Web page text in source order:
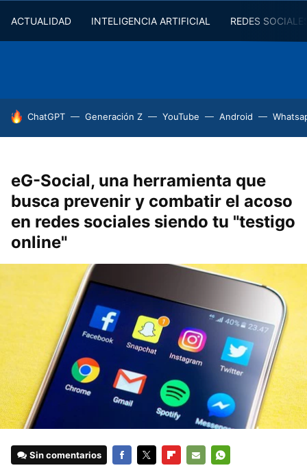
ACTUALIDAD INTELIGENCIA ARTIFICIAL REDES
HOY SE HABLA DE
ChatGPT Generación Z YouTube Android
eG-Social, una herramienta que
busca prevenir y combatir el acoso
en redes sociales siendo tu "testigo
online"
Sin comentarios